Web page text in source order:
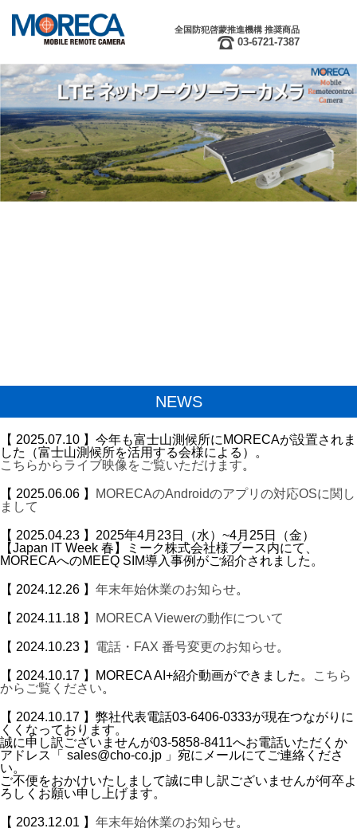
全国防犯啓蒙推進機構 推奨商品
03-6721-7387
NEWS
【 2025.07.10 】今年も富士山測候所にMORECAが設置されま
した（富士山測候所を活用する会様による）。
こちらからライブ映像をご覧いただけます。
【 2025.06.06 】
MORECAのAndroidのアプリの対応OSに関し
まして
【 2025.04.23 】2025年4月23日（水）~4月25日（金）
【Japan IT Week 春】ミーク株式会社様ブース内にて、
MORECAへのMEEQ SIM導入事例がご紹介されました。
【 2024.12.26 】 年末年始休業のお知らせ。
【 2024.11.18 】 MORECA Viewerの動作について
【 2024.10.23 】 電話・FAX 番号変更のお知らせ。
【 2024.10.17 】MORECA AI+紹介動画ができました。
こちら
からご覧ください。
【 2024.10.17 】弊社代表電話03-6406-0333が現在つながりに
くくなっております。
誠に申し訳ございませんが03‐5858‐8411へお電話いただくか
アドレス「 sales@cho-co.jp 」宛にメールにてご連絡くださ
い。
ご不便をおかけいたしまして誠に申し訳ございませんが何卒よ
ろしくお願い申し上げます。
【 2023.12.01 】 年末年始休業のお知らせ。